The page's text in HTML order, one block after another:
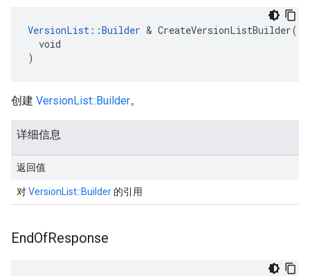
VersionList::Builder & CreateVersionListBuilder(
  void
)
创建 VersionList::Builder。
详细信息
返回值
对VersionList::Builder 的引用
EndOfResponse